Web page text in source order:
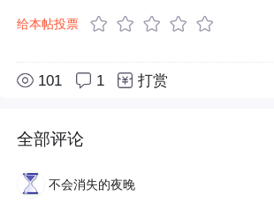
给本帖投票
101 1 打赏
全部评论
不会消失的夜晚